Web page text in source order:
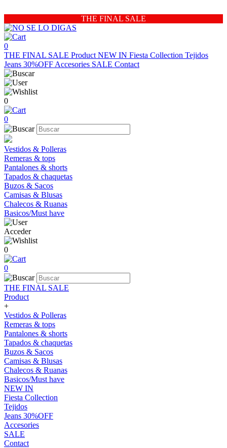
THE FINAL SALE
0
THE FINAL SALE Product NEW IN Fiesta Collection Tejidos
Jeans 30%OFF Accesories SALE Contact
0
0
Vestidos & Polleras
Remeras & tops
Pantalones & shorts
Tapados & chaquetas
Buzos & Sacos
Camisas & Blusas
Chalecos & Ruanas
Basicos/Must have
Acceder
0
0
THE FINAL SALE
Product
+
Vestidos & Polleras
Remeras & tops
Pantalones & shorts
Tapados & chaquetas
Buzos & Sacos
Camisas & Blusas
Chalecos & Ruanas
Basicos/Must have
NEW IN
Fiesta Collection
Tejidos
Jeans 30%OFF
Accesories
SALE
Contact